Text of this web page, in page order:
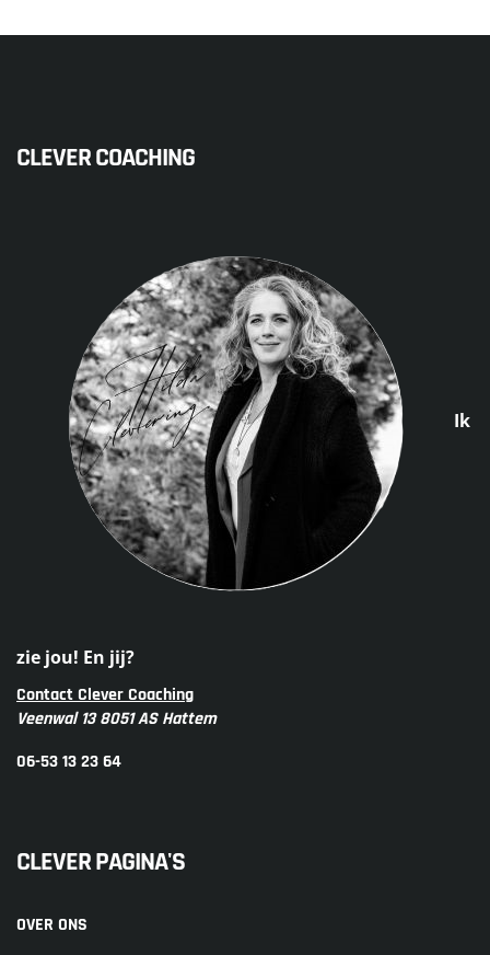
CLEVER COACHING
Ik
zie jou! En jij?
Contact Clever Coaching
Veenwal 13 8051 AS Hattem
06-53 13 23 64
CLEVER PAGINA'S
OVER ONS